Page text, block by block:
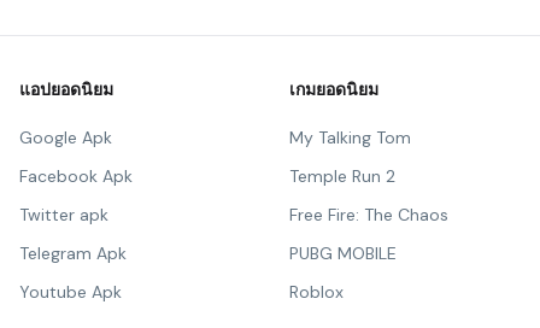
แอปยอดนิยม
Google Apk
Facebook Apk
Twitter apk
Telegram Apk
Youtube Apk
เกมยอดนิยม
My Talking Tom
Temple Run 2
Free Fire: The Chaos
PUBG MOBILE
Roblox